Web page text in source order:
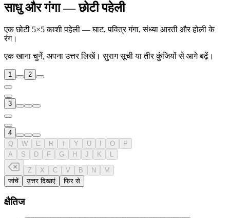
साधु और गंगा — छोटी पहेली
एक छोटी 5×5 काशी पहेली — घाट, पवित्र गंगा, संध्या आरती और होली के
रंग।
एक खाना चुनें, अपना उत्तर लिखें। सुराग सूची या तीर कुंजियों से आगे बढ़ें।
1 2
3
4
Q
W E R T Y U O
P
A
S D F G H J K
Z X C V B N
M
जांचें
उत्तर दिखाएं फिर से
क्षैतिज